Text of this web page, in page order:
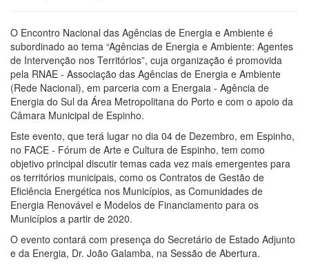
O Encontro Nacional das Agências de Energia e Ambiente é
subordinado ao tema “Agências de Energia e Ambiente: Agentes
de Intervenção nos Territórios”, cuja organização é promovida
pela RNAE - Associação das Agências de Energia e Ambiente
(Rede Nacional), em parceria com a Energaia - Agência de
Energia do Sul da Área Metropolitana do Porto e com o apoio da
Câmara Municipal de Espinho.
Este evento, que terá lugar no dia 04 de Dezembro, em Espinho,
no FACE - Fórum de Arte e Cultura de Espinho, tem como
objetivo principal discutir temas cada vez mais emergentes para
os territórios municipais, como os Contratos de Gestão de
Eficiência Energética nos Municípios, as Comunidades de
Energia Renovável e Modelos de Financiamento para os
Municípios a partir de 2020.
O evento contará com presença do Secretário de Estado Adjunto
e da Energia, Dr. João Galamba, na Sessão de Abertura.